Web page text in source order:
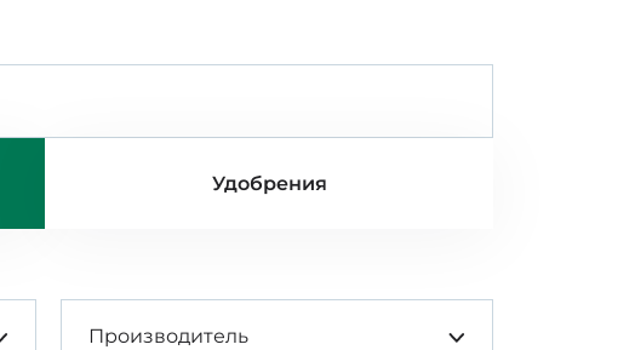
Удобрения
Производитель